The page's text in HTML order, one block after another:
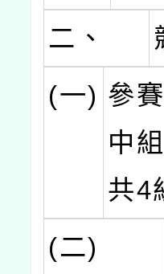
二、
(一) 參
中
共4
(二)